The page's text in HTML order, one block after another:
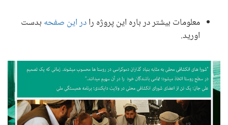
معلومات بیشتر در باره این پروژه رادر این صفحه بدست
اورید.